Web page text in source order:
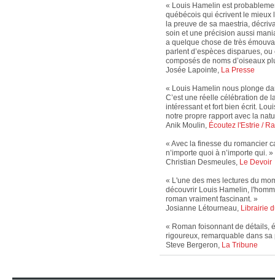
« Louis Hamelin est
québécois qui écrivent le mieux
la preuve de sa maestria,
soin et une précision aussi
a quelque chose de très
parlent d’espèces disparues,
composés de noms d’oiseaux
Josée Lapointe, La Presse
« Louis Hamelin nous plonge
C’est une réelle célébration de
intéressant et fort bien écrit.
notre propre rapport avec la
Anik Moulin, Écoutez l'Estrie /
« Avec la finesse du romancier
n’importe quoi à n’importe qui. »
Christian Desmeules, Le Devoir
« L'une des mes lectures du
découvrir Louis Hamelin,
roman vraiment fascinant. »
Josianne Létourneau, Librairie
« Roman foisonnant de détails,
rigoureux, remarquable dans sa
Steve Bergeron, La Tribune